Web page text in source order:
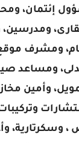
ومدرسين،
ومشرف
ومساعد
وأمين
وسكرتارية،